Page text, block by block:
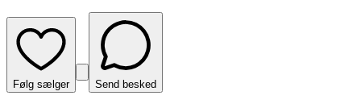
Følg sælger Send besked